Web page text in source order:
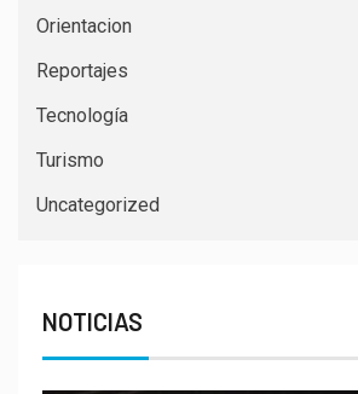
Orientacion
Reportajes
Tecnología
Turismo
Uncategorized
NOTICIAS